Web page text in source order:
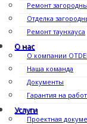
Ремонт
Отделка
Ремонт таунхауса
О нас
О компании
Наша команда
Документы
Гарантия на
Услуги
Проектная